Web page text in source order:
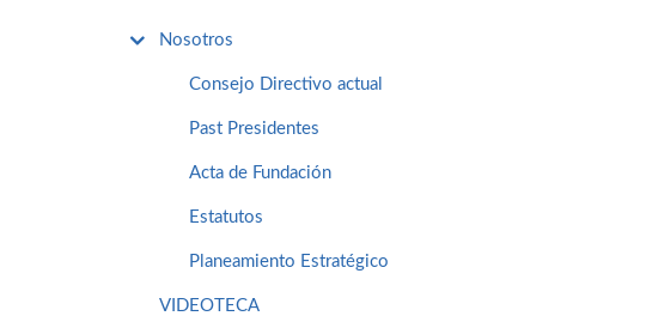
Nosotros
Consejo Directivo actual
Past Presidentes
Acta de Fundación
Estatutos
Planeamiento Estratégico
VIDEOTECA